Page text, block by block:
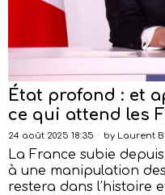
État profond : et
ce qui attend les
24 août 2025 18:35 by Laurent
La France subie depuis
à une manipulation
restera dans l’histoire